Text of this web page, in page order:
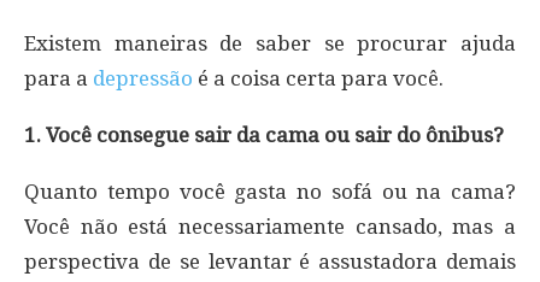
Existem maneiras de saber se procurar ajuda
para a depressão é a coisa certa para você.
1. Você consegue sair da cama ou sair do ônibus?
Quanto tempo você gasta no sofá ou na cama?
Você não está necessariamente cansado, mas a
perspectiva de se levantar é assustadora demais